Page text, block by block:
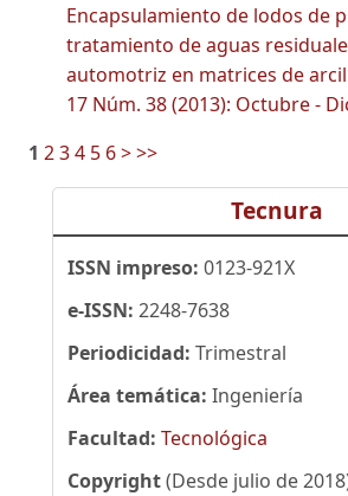
Encapsulamiento de lodos de
tratamiento de aguas
automotriz en matrices de
17 Núm. 38 (2013): Octubre -
1 234 5 6>>>
Tecnura
ISSN impreso: 0123-921X
e-ISSN: 2248-7638
Periodicidad: Trimestral
Área temática: Ingeniería
Facultad: Tecnológica
Copyright(Desde julio de